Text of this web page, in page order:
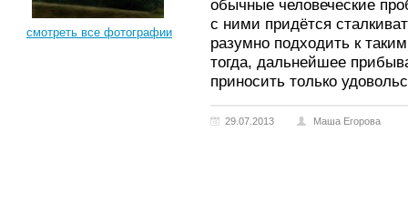
смотреть все фотографии
обычные человеческие
с ними придётся
разумно подходить к
тогда, дальнейшее
приносить только
29.07.2013 Маша Егорова